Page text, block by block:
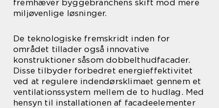
fremhæver byggebranchens skift mod mere
miljøvenlige løsninger.
De teknologiske fremskridt inden for
området tillader også innovative
konstruktioner såsom dobbelthudfacader.
Disse tilbyder forbedret energieffektivitet
ved at regulere indendørsklimaet gennem et
ventilationssystem mellem de to hudlag. Med
hensyn til installationen af facadeelementer